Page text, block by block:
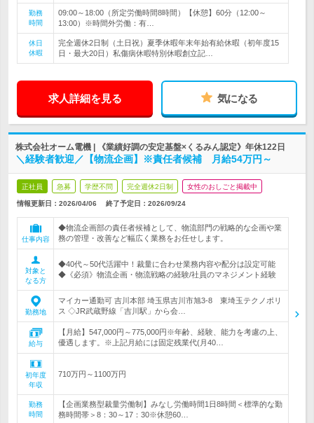
勤務
時間
09:00～18:00（所定労働時間8時間）【休憩】60分（12:00～
13:00）※時間外労働：有…
休日
休暇
完全週休2日制（土日祝）夏季休暇年末年始有給休暇（初年度15
日・最大20日）私傷病休暇特別休暇創立記…
求人詳細を見る 気になる
株式会社オーム電機 | 《業績好調の安定基盤×くるみん認定》年休122日
＼経験者歓迎／【物流企画】※責任者候補 月給54万円～
正社員 急募 学歴不問 完全週休2日制 女性のおしごと掲載中
情報更新日：2026/04/06 終了予定日： 2026/09/24
仕事内容
◆物流企画部の責任者候補として、物流部門の戦略的な企画や業
務の管理・改善など幅広く業務をお任せします。
対象と
なる方
◆40代～50代活躍中！裁量に合わせ業務内容や配分は設定可能
◆《必須》物流企画・物流戦略の経験/社員のマネジメント経験
勤務地
マイカー通勤可 吉川本部 埼玉県吉川市旭3-8 東埼玉テクノポリ
ス ◇JR武蔵野線「吉川駅」から会…
給与
【月給】547,000円～775,000円※年齢、経験、能力を考慮の上、
優遇します。※上記月給には固定残業代(月40…
初年度
年収
710万円～1100万円
勤務
時間
【企画業務型裁量労働制】みなし労働時間1日8時間＜標準的な勤
務時間帯＞8：30～17：30※休憩60…